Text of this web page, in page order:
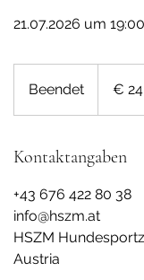
21.07.2026 um
Beendet
n
e
t
€ 24
Kontaktangaben
+43 676 422 80 38
info@hszm.at
HSZM
Austria